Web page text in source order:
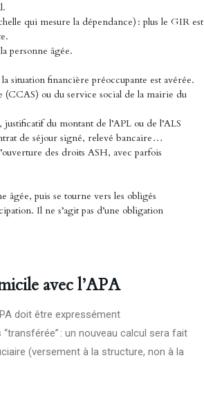
qui mesure la dépendance) : plus le GIR est
personne âgée.
situation financière préoccupante est avérée.
ou du service social de la mairie du
du montant de l’APL ou de l’ALS
de séjour signé, relevé bancaire…
des droits ASH, avec parfois
âgée, puis se tourne vers les obligés
Il ne s’agit pas d’une obligation
avec l’APA
doit être expressément
: un nouveau calcul sera fait
(versement à la structure, non à la